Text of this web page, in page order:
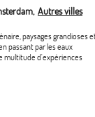
Autres villes
paysages grandioses
passant par les eaux
multitude d'expériences